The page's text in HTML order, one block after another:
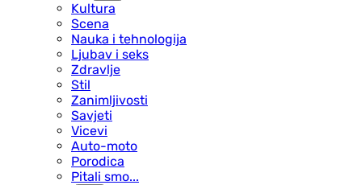
Kultura
Scena
Nauka i tehnologija
Ljubav i seks
Zdravlje
Stil
Zanimljivosti
Savjeti
Vicevi
Auto-moto
Porodica
Pitali smo...